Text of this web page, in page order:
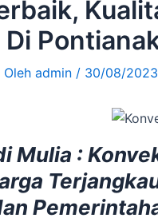
Oleh admin / 30/08/2023
Mulia :